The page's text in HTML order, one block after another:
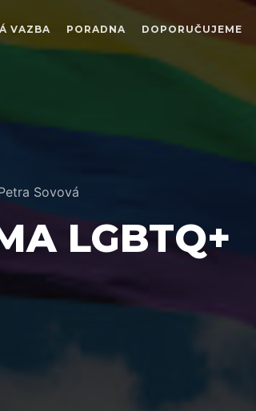
VAZBA PORADNA DOPORUČUJEME
Sovová
LGBTQ+